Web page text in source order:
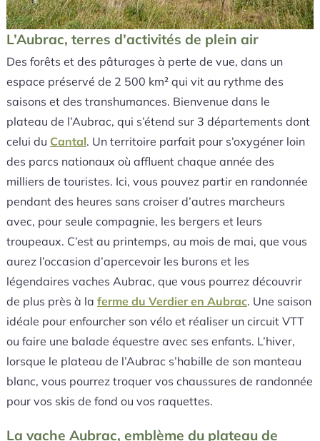
L’Aubrac, terres d’activités de plein air
Des forêts et des pâturages à perte de vue, dans un
espace préservé de 2 500 km² qui vit au rythme des
saisons et des transhumances. Bienvenue dans le
plateau de l’Aubrac, qui s’étend sur 3 départements dont
celui du Cantal. Un territoire parfait pour s’oxygéner loin
des parcs nationaux où affluent chaque année des
milliers de touristes. Ici, vous pouvez partir en randonnée
pendant des heures sans croiser d’autres marcheurs
avec, pour seule compagnie, les bergers et leurs
troupeaux. C’est au printemps, au mois de mai, que vous
aurez l’occasion d’apercevoir les burons et les
légendaires vaches Aubrac, que vous pourrez découvrir
de plus près à la ferme du Verdier en Aubrac. Une saison
idéale pour enfourcher son vélo et réaliser un circuit VTT
ou faire une balade équestre avec ses enfants. L’hiver,
lorsque le plateau de l’Aubrac s’habille de son manteau
blanc, vous pourrez troquer vos chaussures de randonnée
pour vos skis de fond ou vos raquettes.
La vache Aubrac, emblème du plateau de